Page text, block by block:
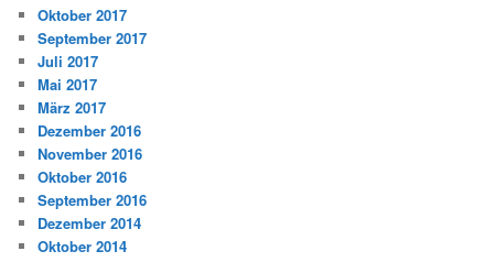
Oktober 2017
September 2017
Juli 2017
Mai 2017
März 2017
Dezember 2016
November 2016
Oktober 2016
September 2016
Dezember 2014
Oktober 2014